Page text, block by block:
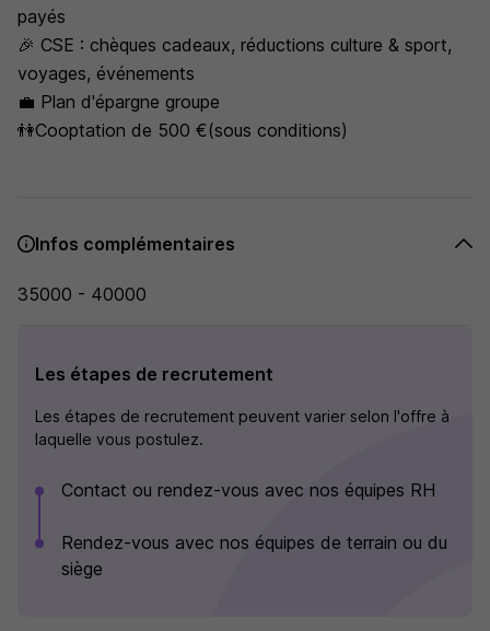
payés
🎉 CSE : chèques cadeaux, réductions culture & sport,
voyages, événements
💼 Plan d'épargne groupe
👫Cooptation de 500 €(sous conditions)
Infos complémentaires
35000 - 40000
Les étapes de recrutement
Les étapes de recrutement peuvent varier selon l'offre à
laquelle vous postulez.
Contact ou rendez-vous avec nos équipes RH
Rendez-vous avec nos équipes de terrain ou du
siège